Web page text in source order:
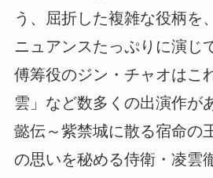
う、屈折した複雑な役柄を
ニュアンスたっぷりに演じ
傅筹役のジン・チャオはこ
雲」など数多くの出演作が
懿伝～紫禁城に散る宿命の
の思いを秘める侍衛・凌雲